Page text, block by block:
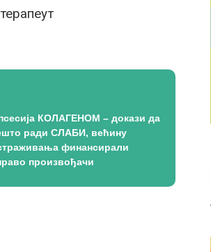
КОЛАГЕНОМ – докази да
ради СЛАБИ, већину
финансирали
произвођачи